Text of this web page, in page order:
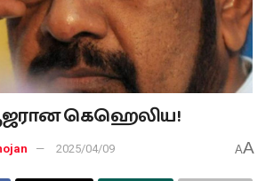
ஆஜரான கெஹெலிய!
2025/04/09 AA